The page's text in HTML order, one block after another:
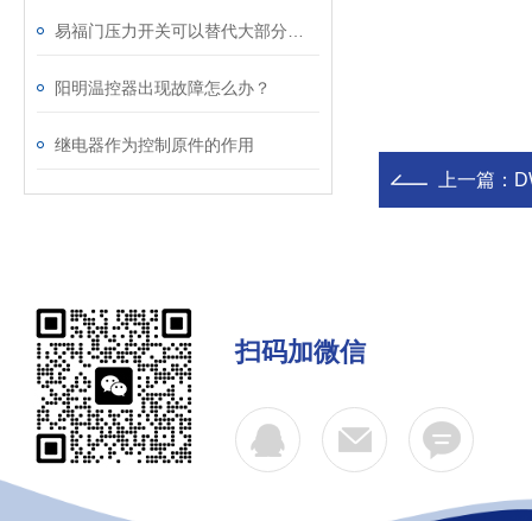
阳明温控器出现故障怎么办？
继电器作为控制原件的作用
上一篇：
扫码加微信